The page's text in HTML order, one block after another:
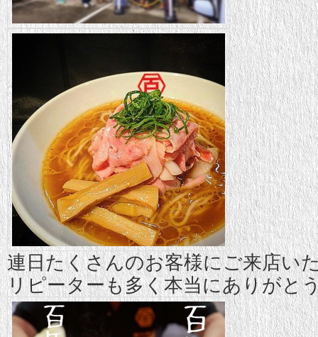
連日たくさんのお客様にご来店い
リピーターも多く本当にありがと